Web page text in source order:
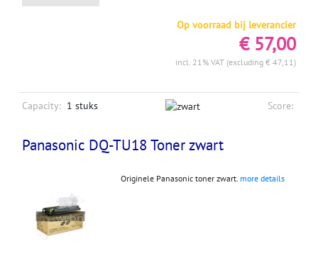
Op voorraad bij leverancier
€ 57,00
incl. 21% VAT (excluding € 47,11)
Capacity: 1 stuks Score:
Panasonic DQ-TU18 Toner zwart
Originele Panasonic toner zwart. more details